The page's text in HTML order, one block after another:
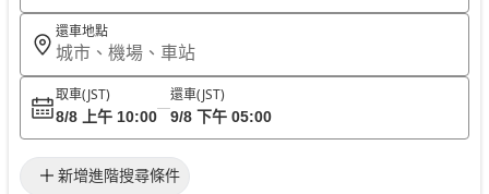
還車地點
城市、機場、車站
取車(JST)
8/8 上午 10:00
還車(JST)
9/8 下午 05:00
新增進階搜尋條件